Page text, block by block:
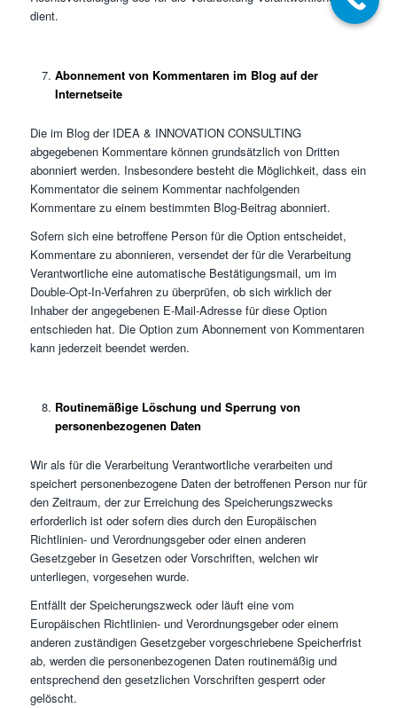
dient.
Abonnement von Kommentaren im Blog auf der
Internetseite
Die im Blog der IDEA & INNOVATION CONSULTING
abgegebenen Kommentare können grundsätzlich von Dritten
abonniert werden. Insbesondere besteht die Möglichkeit, dass ein
Kommentator die seinem Kommentar nachfolgenden
Kommentare zu einem bestimmten Blog-Beitrag abonniert.
Sofern sich eine betroffene Person für die Option entscheidet,
Kommentare zu abonnieren, versendet der für die Verarbeitung
Verantwortliche eine automatische Bestätigungsmail, um im
Double-Opt-In-Verfahren zu überprüfen, ob sich wirklich der
Inhaber der angegebenen E-Mail-Adresse für diese Option
entschieden hat. Die Option zum Abonnement von Kommentaren
kann jederzeit beendet werden.
Routinemäßige Löschung und Sperrung von
personenbezogenen Daten
Wir als für die Verarbeitung Verantwortliche verarbeiten und
speichert personenbezogene Daten der betroffenen Person nur für
den Zeitraum, der zur Erreichung des Speicherungszwecks
erforderlich ist oder sofern dies durch den Europäischen
Richtlinien- und Verordnungsgeber oder einen anderen
Gesetzgeber in Gesetzen oder Vorschriften, welchen wir
unterliegen, vorgesehen wurde.
Entfällt der Speicherungszweck oder läuft eine vom
Europäischen Richtlinien- und Verordnungsgeber oder einem
anderen zuständigen Gesetzgeber vorgeschriebene Speicherfrist
ab, werden die personenbezogenen Daten routinemäßig und
entsprechend den gesetzlichen Vorschriften gesperrt oder
gelöscht.